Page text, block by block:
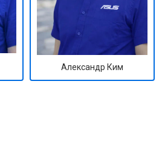
Александр Ким